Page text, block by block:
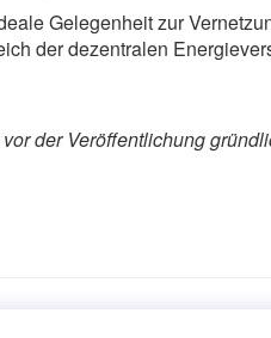
Gelegenheit zur
der dezentralen
der Veröffentlichung